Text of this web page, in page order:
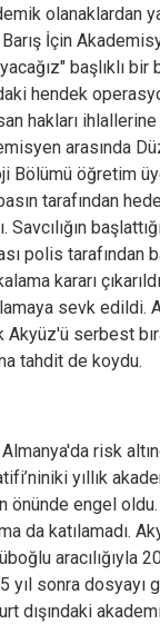
olanaklardan
İçin
başlıklı bir
hendek
hakları
arasında
öğretim
tarafından
polis tarafından
kararı
sevk edildi.
Akyüz'ü serbest
tahdit de koydu.
risk
yıllık
önünde engel
da katılamadı.
aracılığıyla
yıl sonra dosyayı
dışındaki